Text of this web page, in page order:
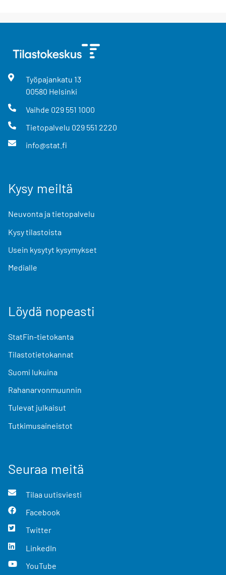
Työpajankatu 13
00580 Helsinki
Vaihde 029 551 1000
Tietopalvelu 029 551 2220
info@stat.fi
Kysy meiltä
Neuvonta ja tietopalvelu
Kysy tilastoista
Usein kysytyt kysymykset
Medialle
Löydä nopeasti
StatFin-tietokanta
Tilastotietokannat
Suomi lukuina
Rahanarvonmuunnin
Tulevat julkaisut
Tutkimusaineistot
Seuraa meitä
Tilaa uutisviesti
Facebook
Twitter
LinkedIn
YouTube